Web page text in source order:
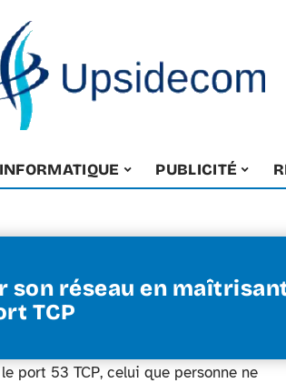
INFORMATIQUE PUBLICITÉ
son réseau en
TCP
port 53 TCP, celui que personne ne